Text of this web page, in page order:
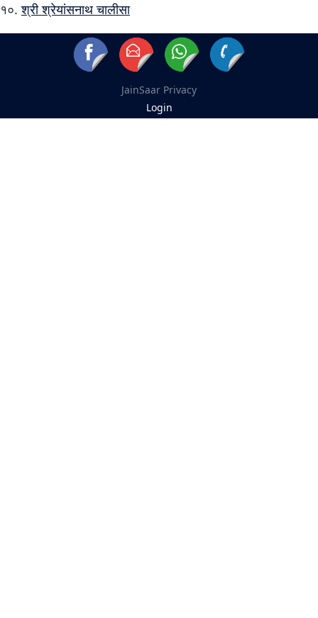
श्री श्रेयांसनाथ चालीसा
JainSaar Privacy
Login